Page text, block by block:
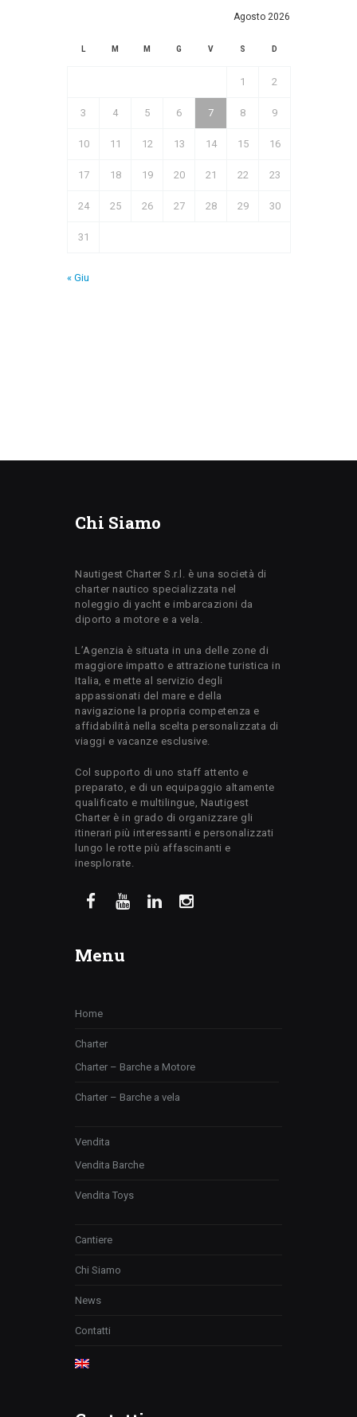
Agosto 2026
L M M G V S D
1 2
3 4 5 6 7 8 9
10 11 12 13 14 15 16
17 18 19 20 21 22 23
24 25 26 27 28 29 30
31
« Giu
Chi Siamo
Nautigest Charter S.r.l. è una società di
charter nautico specializzata nel
noleggio di yacht e imbarcazioni da
diporto a motore e a vela.
L’Agenzia è situata in una delle zone di
maggiore impatto e attrazione turistica in
Italia, e mette al servizio degli
appassionati del mare e della
navigazione la propria competenza e
affidabilità nella scelta personalizzata di
viaggi e vacanze esclusive.
Col supporto di uno staff attento e
preparato, e di un equipaggio altamente
qualificato e multilingue, Nautigest
Charter è in grado di organizzare gli
itinerari più interessanti e personalizzati
lungo le rotte più affascinanti e
inesplorate.
Menu
Home
Charter
Charter – Barche a Motore
Charter – Barche a vela
Vendita
Vendita Barche
Vendita Toys
Cantiere
Chi Siamo
News
Contatti